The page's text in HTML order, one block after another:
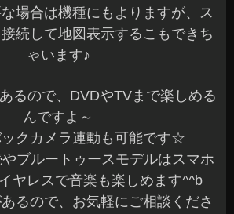
場合は機種にもよりますが、ス
続して地図表示するこもできち
ゃいます♪
るので、DVDやTVまで楽しめる
んですよ～
ックカメラ連動も可能です☆
ブルートゥースモデルはスマホ
ヤレスで音楽も楽しめます^^b
るので、お気軽にご相談くださ